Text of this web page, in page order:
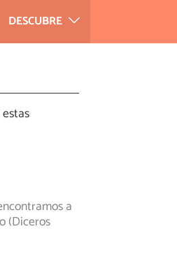
DESCUBRE
a
(Diceros